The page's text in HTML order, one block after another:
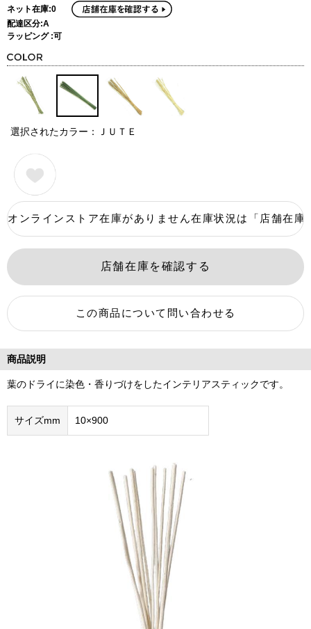
ネット在庫:0
配達区分:A
ラッピング :可
選択されたカラー：ＪＵＴＥ
商品説明
葉のドライに染色・香りづけをしたインテリアスティックです。
サイズmm 10×900